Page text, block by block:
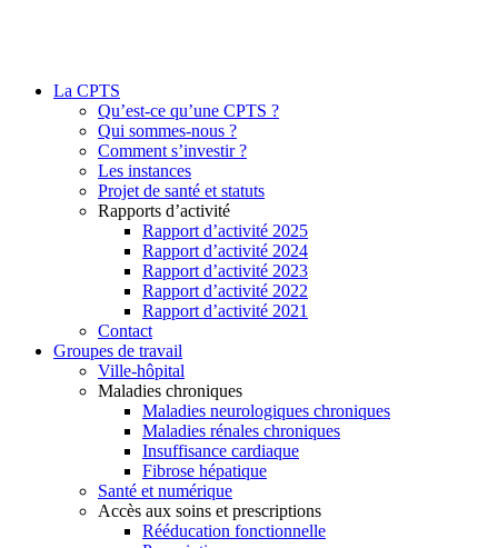
La CPTS
Qu’est-ce qu’une CPTS ?
Qui sommes-nous ?
Comment s’investir ?
Les instances
Projet de santé et statuts
Rapports d’activité
Rapport d’activité 2025
Rapport d’activité 2024
Rapport d’activité 2023
Rapport d’activité 2022
Rapport d’activité 2021
Contact
Groupes de travail
Ville-hôpital
Maladies chroniques
Maladies neurologiques chroniques
Maladies rénales chroniques
Insuffisance cardiaque
Fibrose hépatique
Santé et numérique
Accès aux soins et prescriptions
Rééducation fonctionnelle